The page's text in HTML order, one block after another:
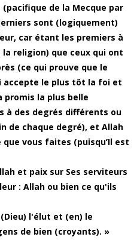
de la Mecque par
sont (logiquement)
car étant les premiers à
religion) que ceux qui ont
(ce qui prouve que le
accepte le plus tôt la foi et
promis la plus belle
à des degrés différents ou
de chaque degré), et Allah
vous faites (puisqu’Il est
et paix sur Ses serviteurs
: Allah ou bien ce qu'ils
(Dieu) l'élut et (en) le
de bien (croyants). »